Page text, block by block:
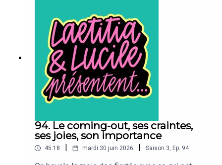
un podcast bi-mensuel produit par TDA Prod. Il
est présenté par Lucile Bellan et Laetitia
Reboulleau, et réalisé par Benjamin Saeptem
Hours.
94. Le coming-out, ses craintes,
ses joies, son importance
45:18 mardi 30 juin 2026 Saison 3, Ep. 94